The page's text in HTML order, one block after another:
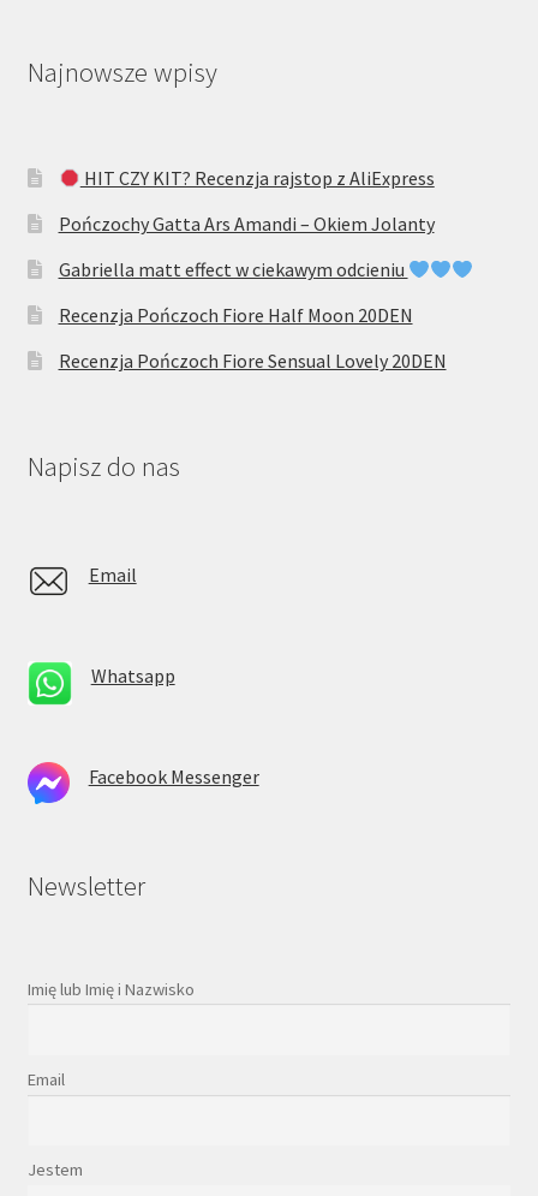
Najnowsze wpisy
HIT CZY KIT? Recenzja rajstop z AliExpress
Pończochy Gatta Ars Amandi – Okiem Jolanty
Gabriella matt effect w ciekawym odcieniu
Recenzja Pończoch Fiore Half Moon 20DEN
Recenzja Pończoch Fiore Sensual Lovely 20DEN
Napisz do nas
Email
Whatsapp
Facebook Messenger
Newsletter
Imię lub Imię i Nazwisko
Email
Jestem